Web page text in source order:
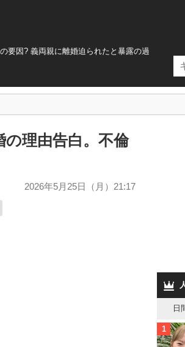
要因? 義両親に離婚迫られたと暴露の過
理由告白。不倫
2026年5月25日（月）21:17
日